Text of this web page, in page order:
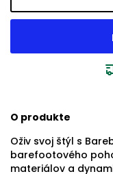
O produkte
Oživ svoj štýl s
barefootového
materiálov a